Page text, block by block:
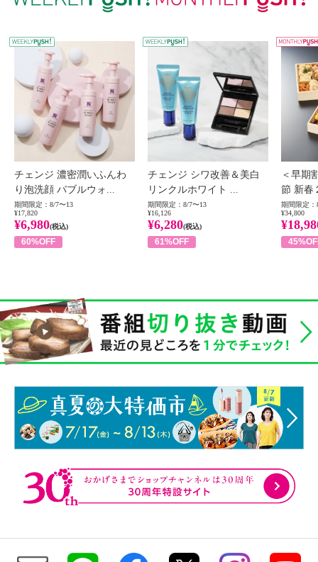
WEEKLY PUSH
チェンジ 濃密潤いふんわ
り泡洗顔 バブルウォ...
期間限定：8/7〜13
¥17,820
¥6,980(税込)
60%OFF
チェンジ シワ改善＆美白
リンクルホワイト ...
期間限定：8/7〜13
¥16,126
¥6,280(税込)
61%OFF
＜早期
節 新春
期間限定：
¥34,800